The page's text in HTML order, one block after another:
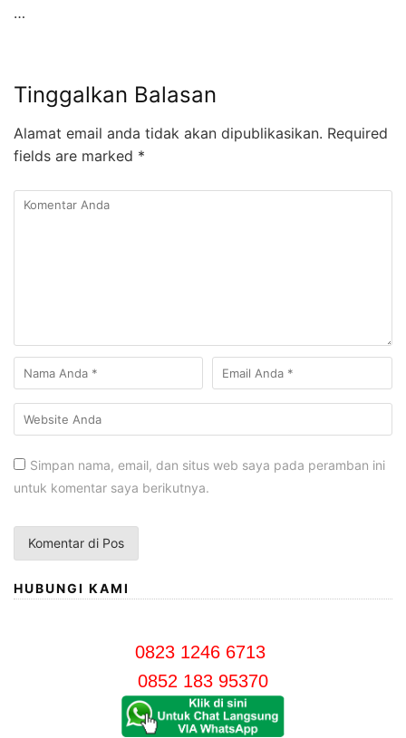
…
Tinggalkan Balasan
Alamat email anda tidak akan dipublikasikan. Required
fields are marked *
Simpan nama, email, dan situs web saya pada peramban ini
untuk komentar saya berikutnya.
HUBUNGI KAMI
0823 1246 6713
0852 183 95370